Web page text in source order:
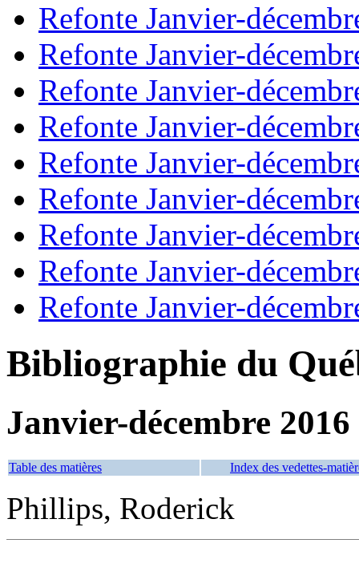
Refonte Janvier-
Refonte Janvier-
Refonte Janvier-
Refonte Janvier-
Refonte Janvier-
Refonte Janvier-
Refonte Janvier-
Refonte Janvier-
Refonte Janvier-
Bibliographie du
Janvier-décembre 2016
Table des matières Index des vedettes-
Phillips, Roderick